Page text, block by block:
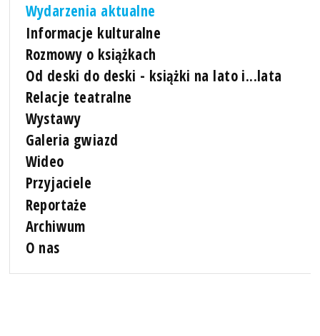
Wydarzenia aktualne
Informacje kulturalne
Rozmowy o książkach
Od deski do deski - książki na lato i...lata
Relacje teatralne
Wystawy
Galeria gwiazd
Wideo
Przyjaciele
Reportaże
Archiwum
O nas